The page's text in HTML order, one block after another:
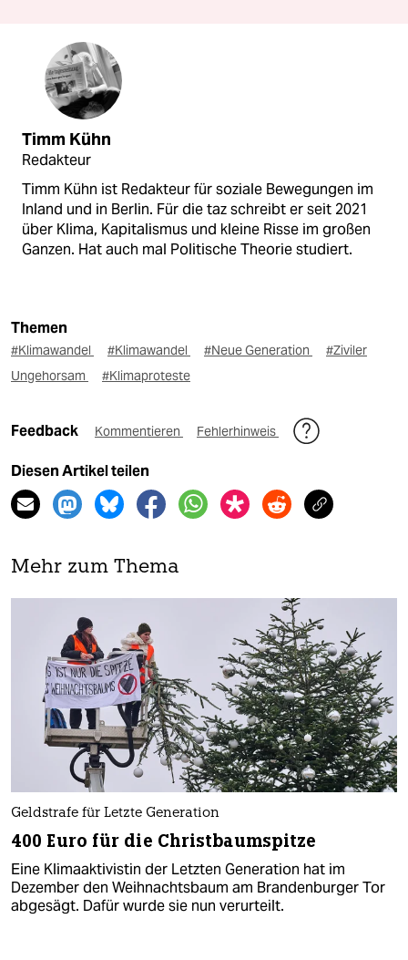
Timm Kühn
Redakteur
Timm Kühn ist Redakteur für soziale Bewegungen im
Inland und in Berlin. Für die taz schreibt er seit 2021
über Klima, Kapitalismus und kleine Risse im großen
Ganzen. Hat auch mal Politische Theorie studiert.
Themen
#Klimawandel #Klimawandel #Neue Generation
#Ziviler
Ungehorsam
#Klimaproteste
Feedback Kommentieren Fehlerhinweis
Diesen Artikel teilen
Mehr zum Thema
Geldstrafe für Letzte Generation
400 Euro für die Christbaumspitze
Eine Klimaaktivistin der Letzten Generation hat im
Dezember den Weihnachtsbaum am Brandenburger Tor
abgesägt. Dafür wurde sie nun verurteilt.